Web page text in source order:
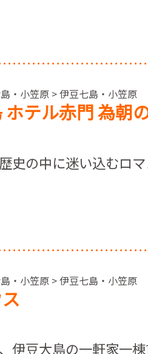
・小笠原 > 伊豆七島・小笠原
ホテル赤門 為朝
史の中に迷い込むロ
・小笠原 > 伊豆七島・小笠原
伊豆大島の一軒家一棟